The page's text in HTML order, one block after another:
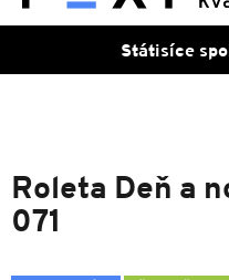
Státisíce
Roleta Deň a
071